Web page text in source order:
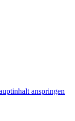
anspringen